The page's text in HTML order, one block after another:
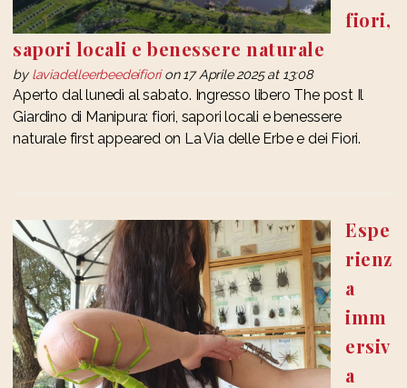
fiori,
sapori locali e benessere naturale
bylaviadelleerbeedeifiorion 17 Aprile 2025 at 13:08
Aperto dal lunedì al sabato. Ingresso libero The post Il
Giardino di Manipura: fiori, sapori locali e benessere
naturale first appeared on La Via delle Erbe e dei Fiori.
Espe
rienz
a
imm
ersiv
a